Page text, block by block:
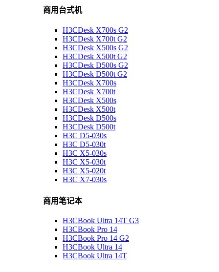
商用台式机
H3CDesk X700s G2
H3CDesk X700t G2
H3CDesk X500s G2
H3CDesk X500t G2
H3CDesk D500s G2
H3CDesk D500t G2
H3CDesk X700s
H3CDesk X700t
H3CDesk X500s
H3CDesk X500t
H3CDesk D500s
H3CDesk D500t
H3C D5-030s
H3C D5-030t
H3C X5-030s
H3C X5-030t
H3C X5-020t
H3C X7-030s
商用笔记本
H3CBook Ultra 14T G3
H3CBook Pro 14
H3CBook Pro 14 G2
H3CBook Ultra 14
H3CBook Ultra 14T